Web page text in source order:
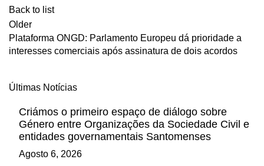
Back to list
Older
Plataforma ONGD: Parlamento Europeu dá prioridade a
interesses comerciais após assinatura de dois acordos
Últimas Notícias
Criámos o primeiro espaço de diálogo sobre
Género entre Organizações da Sociedade Civil e
entidades governamentais Santomenses
Agosto 6, 2026